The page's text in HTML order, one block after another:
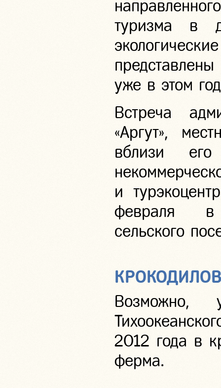
туризма в
уже в этом
Встреча
«Аргут»,
вблизи его
и
февраля в
сельского
Возможно,
2012 года в
ферма.